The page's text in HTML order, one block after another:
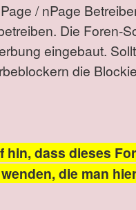
/ nPage
Die Foren-
eingebaut.
die
dass dieses
die man